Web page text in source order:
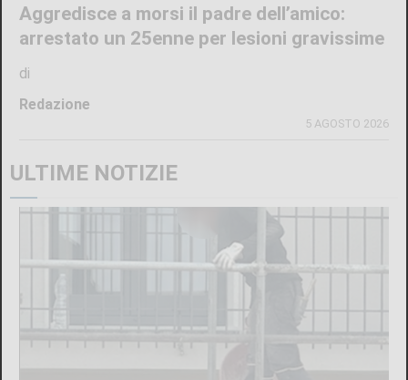
Aggredisce a morsi il padre dell’amico:
arrestato un 25enne per lesioni gravissime
di
Redazione
5 AGOSTO 2026
ULTIME NOTIZIE